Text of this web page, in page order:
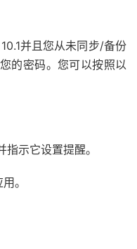
并且您从未同步/备份
的密码。您可以按照以
示它设置提醒。
。